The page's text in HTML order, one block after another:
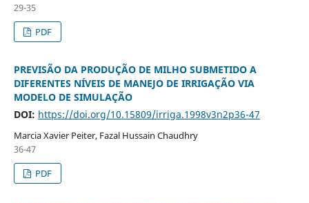
29-35
PDF
PREVISÃO DA PRODUÇÃO DE MILHO SUBMETIDO A
DIFERENTES NÍVEIS DE MANEJO DE IRRIGAÇÃO VIA
MODELO DE SIMULAÇÃO
DOI: https://doi.org/10.15809/irriga.1998v3n2p36-47
Marcia Xavier Peiter, Fazal Hussain Chaudhry
36-47
PDF